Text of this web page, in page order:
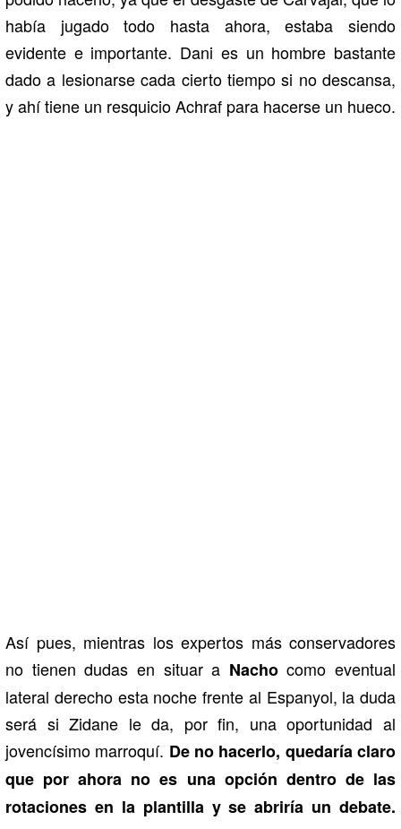
había jugado todo hasta ahora, estaba siendo
evidente e importante. Dani es un hombre bastante
dado a lesionarse cada cierto tiempo si no descansa,
y ahí tiene un resquicio Achraf para hacerse un hueco.
Así pues, mientras los expertos más conservadores
no tienen dudas en situar a Nachocomo eventual
lateral derecho esta noche frente al Espanyol, la duda
será si Zidane le da, por fin, una oportunidad al
jovencísimo marroquí. De no hacerlo, quedaría claro
que por ahora no es una opción dentro de las
rotaciones en la plantilla y se abriría un debate.